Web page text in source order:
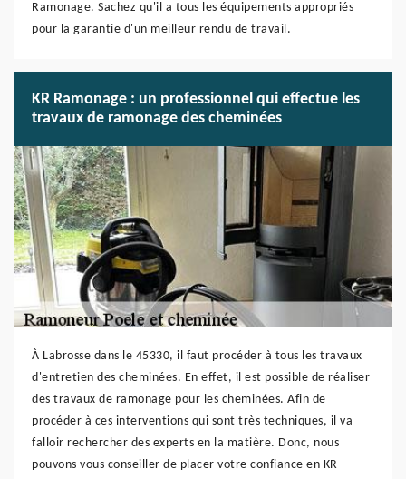
Ramonage. Sachez qu'il a tous les équipements appropriés
pour la garantie d'un meilleur rendu de travail.
KR Ramonage : un professionnel qui effectue les
travaux de ramonage des cheminées
À Labrosse dans le 45330, il faut procéder à tous les travaux
d'entretien des cheminées. En effet, il est possible de réaliser
des travaux de ramonage pour les cheminées. Afin de
procéder à ces interventions qui sont très techniques, il va
falloir rechercher des experts en la matière. Donc, nous
pouvons vous conseiller de placer votre confiance en KR